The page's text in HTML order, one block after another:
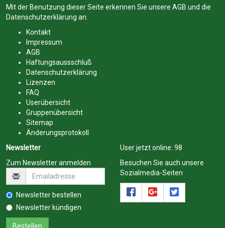
Mit der Benutzung dieser Seite erkennen Sie unsere AGB und die
Datenschutzerklärung an.
Kontakt
Impressum
AGB
Haftungsaussschluß
Datenschutzerklärung
Lizenzen
FAQ
Userübersicht
Gruppenübersicht
Sitemap
Änderungsprotokoll
Newsletter
Zum Newsletter anmelden
Newsletter bestellen
Newsletter kündigen
User jetzt online: 98
Besuchen Sie auch unsere
Sozialmedia-Seiten